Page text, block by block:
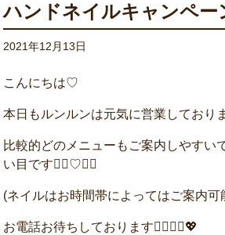
ハンドネイルキャンペー
2021年12月13日
こんにちは♡
本日もルンルンは元気に営業しており
比較的どのメニューもご案内しやすい
い目です🦸‍♂️♡🦸‍♀️
(ネイルはお時間帯によってはご案内可
お電話お待ちしております💁‍♀️💁‍♀️💖